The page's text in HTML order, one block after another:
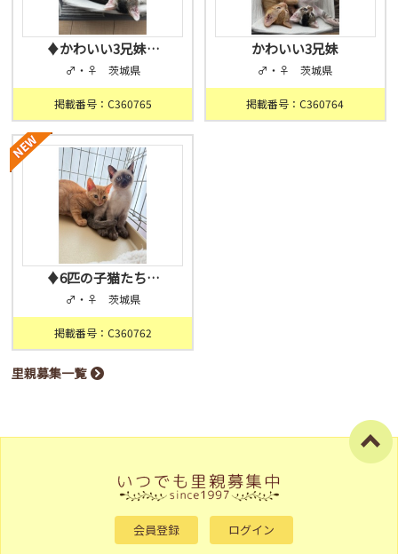
♦︎かわいい3兄妹…
♂・♀ 茨城県
掲載番号：C360765
かわいい3兄妹
♂・♀ 茨城県
掲載番号：C360764
♦︎6匹の子猫たち…
♂・♀ 茨城県
掲載番号：C360762
里親募集一覧
会員登録 ログイン